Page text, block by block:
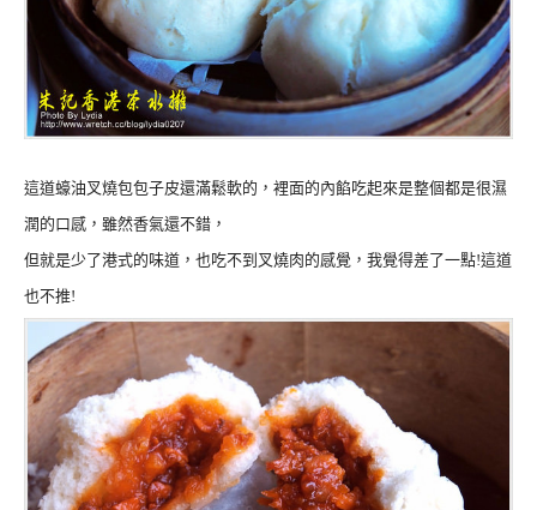
這道蠔油叉燒包包子皮還滿鬆軟的，裡面的內餡吃起來是整個都是很濕
潤的口感，雖然香氣還不錯，
但就是少了港式的味道，也吃不到叉燒肉的感覺，我覺得差了一點!這道
也不推!